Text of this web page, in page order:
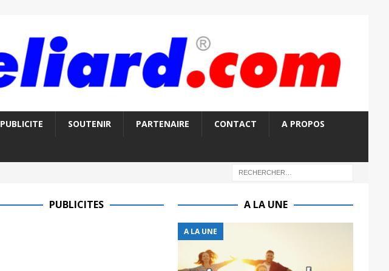
PUBLICITE SOUTENIR PARTENAIRE CONTACT A PROPOS
PUBLICITES A LA UNE
A LA UNE